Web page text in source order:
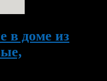
в доме из